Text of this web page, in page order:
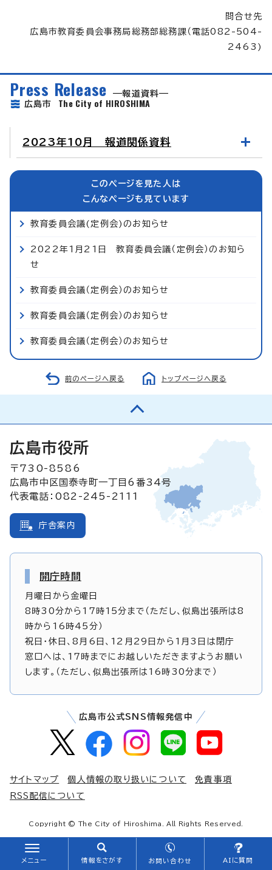
問合せ先
広島市教育委員会事務局総務部総務課（電話082-504-
2463)
Press Release
報道資料
広島市 The City of HIROSHIMA
2023年10月 報道関係資料
このページを見た人は
こんなページも見ています
教育委員会議(定例会)のお知らせ
2022年1月21日 教育委員会議（定例会）のお知ら
せ
教育委員会議（定例会）のお知らせ
教育委員会議（定例会）のお知らせ
教育委員会議（定例会）のお知らせ
前のページへ戻る トップページへ戻る
メニュー 情報をさがす お問い合わせ AIに質問
広島市役所
〒730-8586
広島市中区国泰寺町一丁目6番34号
代表電話：082-245-2111
庁舎案内
開庁時間
月曜日から金曜日
8時30分から17時15分まで（ただし、似島出張所は8
時から16時45分）
祝日・休日、8月6日、12月29日から1月3日は閉庁
窓口へは、17時までにお越しいただきますようお願い
します。（ただし、似島出張所は16時30分まで）
広島市公式SNS情報発信中
サイトマップ 個人情報の取り扱いについて
免責事項
RSS配信について
Copyright © The City of Hiroshima. All Rights Reserved.